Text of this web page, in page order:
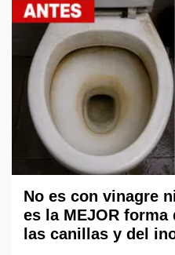
No es con vinagre
es la MEJOR
las canillas y del